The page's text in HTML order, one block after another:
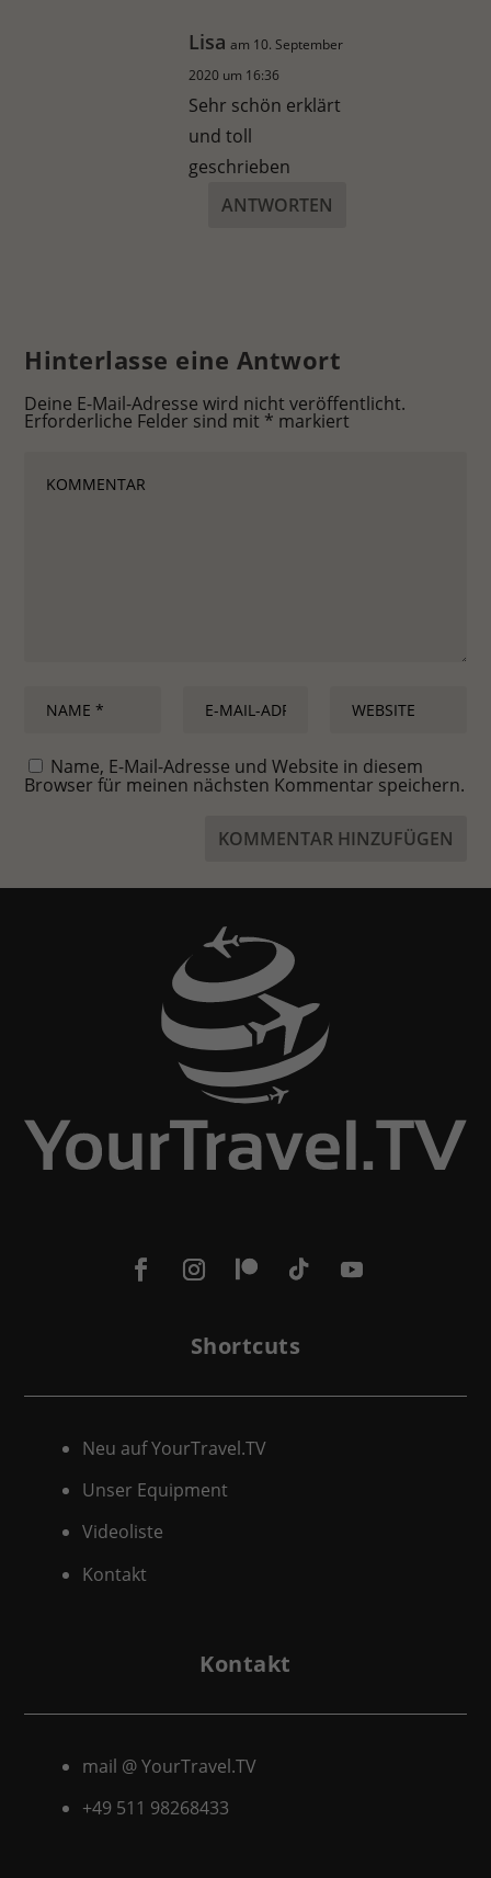
Lisa am 10. September
2020 um 16:36
Sehr schön erklärt
und toll
geschrieben
ANTWORTEN
Hinterlasse eine Antwort
Deine E-Mail-Adresse wird nicht veröffentlicht.
Erforderliche Felder sind mit * markiert
Name, E-Mail-Adresse und Website in diesem
Browser für meinen nächsten Kommentar speichern.
Shortcuts
Neu auf YourTravel.TV
Unser Equipment
Videoliste
Kontakt
Kontakt
mail @ YourTravel.TV
+49 511 98268433